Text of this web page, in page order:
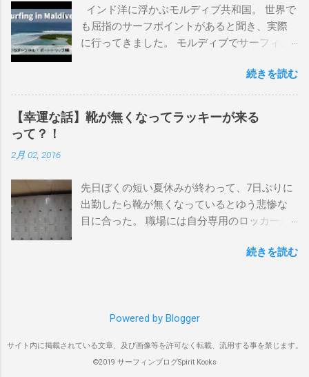
ーメイドビーチ 最もロングライドしてきたポ
イント スナッパー、レインボーベイ、グリ
ーンマウント、クーリービーチ、キラ、レノ
狙っているポイント バーレー、キラ、レイ
ンボーベイ、クーリービーチ 絶対に入りたい
ポイント ベルズビーチ、グレートオーシャ
ナチュラル DHD DX-1
5'10"×18'3/8×2'3/16 Glassing Team 4×4
Extra Toe patch FCS Dacy 6'0 Nick Maz 5'5"×
18'7/8"×2'5/18 FCS 375mm 295mm Firewire
Slater design OMNI 5' 3"×18'5/8"×2'1/4" Round
インド洋に浮かぶモルディブ共和国。 世界で
も屈指のサーフポイントがあると聞き、実際
に行ってきました。 モルディブでサーフィン
テルやリゾートに滞在して目の前のブレイク
を独占するスタイル。もうひとつが、複数の
ポイントを巡る「ボートトリップ」です。 今
回はそのボートトリップで、時間と空間の贅
系YouTubeチャンネル「よういちチャンネル
Spirit Kooks」と、国内外のサーフトリップ専
門旅行会社「Geekoutトラベル」さんとのコラ
際に行ったアクセス方法やスケジュールをま
スリランカ・コロンボ空港で乗り換えてモル
ディブのマレ空港へ向かいました。 預け荷物
は30kgまで スリランカ航空では30kgまで無料
続きを読む
【幸運な話】靴が無くなってラッキーが来る
って？！
2月 02, 2016
先日ぼくの短い夏休みが終わって、7日ぶりに
出勤したら靴が無くなっているとゆう悲惨な
目に合った。 職場には自分専用のロッカーが
んでいるのだが、仕事中に履いているシェフ
中には入れたくないのはみんな同じなのだ。
誰もいなくてぼく一人だった。 休み明けのフ
レッシュな気持ちで仕事にとりかかろうと思
続きを読む
Powered by Blogger
サイト内に掲載されている文章、及び画像等を許可なく転載、流用する事を禁じます。
©2019 サーフィンブログSpirit Kooks